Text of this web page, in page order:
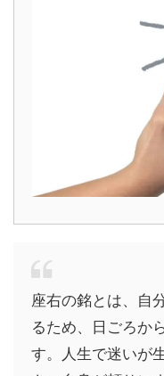
座右の銘とは、自
るため、日ごろか
す。人生で迷いが